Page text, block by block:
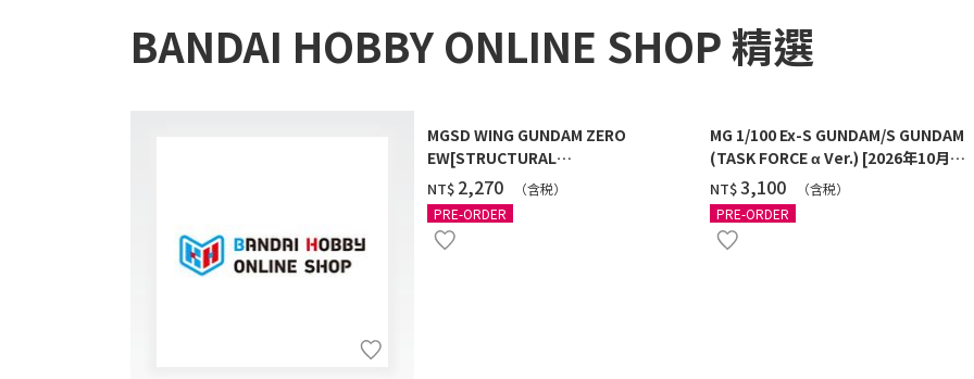
BANDAI HOBBY ONLINE SHOP 精選
MGSD WING GUNDAM ZERO
EW[STRUCTURAL
COATING/BLACK] [2026年12月發送]
NT$ ‌2,270
（含税）
PRE-ORDER
MG 1/100 Ex-S GUNDAM/S GUNDAM
(TASK FORCE α Ver.) [2026年10月發
送]
NT$‌3,100
（含税）
PRE-ORDER